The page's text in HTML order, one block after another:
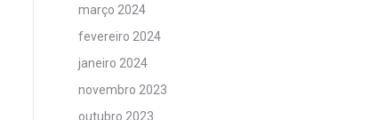
março 2024
fevereiro 2024
janeiro 2024
novembro 2023
outubro 2023